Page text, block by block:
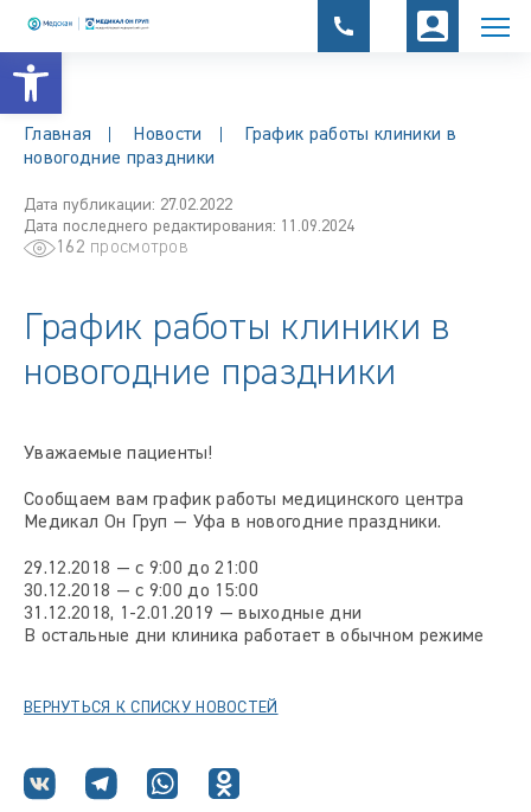
Открыть панель инструментов
Главная Новости
График работы клиники в
новогодние праздники
Дата публикации: 27.02.2022
Дата последнего редактирования: 11.09.2024
162 просмотров
График работы клиники в
новогодние праздники
Уважаемые пациенты!
Сообщаем вам график работы медицинского центра
Медикал Он Груп — Уфа в новогодние праздники.
29.12.2018 — с 9:00 до 21:00
30.12.2018 — с 9:00 до 15:00
31.12.2018, 1-2.01.2019 — выходные дни
В остальные дни клиника работает в обычном режиме
ВЕРНУТЬСЯ К СПИСКУ НОВОСТЕЙ